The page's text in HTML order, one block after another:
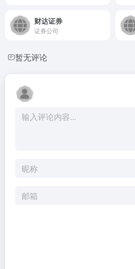
财达证券
证券公司
暂无评论